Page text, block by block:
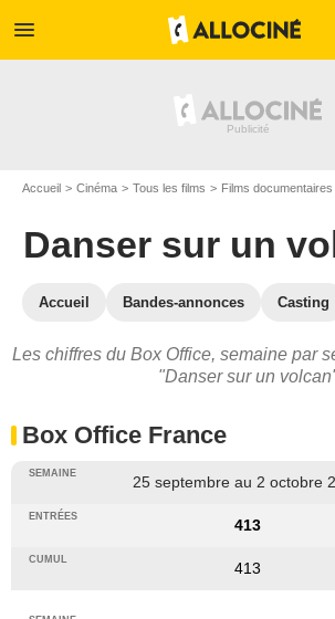
menu
Accueil Cinéma Tous les films Films documentaires
Danser sur un
Accueil Bandes-annonces Casting
Les chiffres du Box Office, semaine par
"Danser sur un
Box Office France
25 septembre au 2 octobre
413
413